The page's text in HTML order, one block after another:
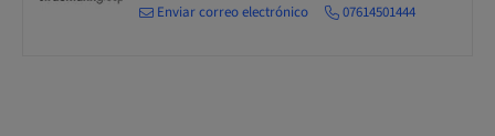
Enviar correo electrónico 07614501444